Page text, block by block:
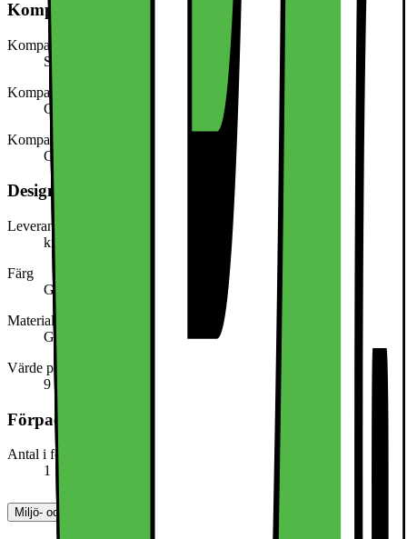
Kompatibel med
Kompatibel med (produkttyp)
Smartphone
Kompatibel med (modell/serie)
Google Pixel 9 Pro XL
Kompatibel med (märke)
Google
Design, form och placering
Leverantörens färgnamn
kristallklart
Färg
Genomskinlig
Material
Glas
Värde på Moh's hårdhetsskala
9
Förpackningens innehåll
Antal i förpackningen
1
Miljö- och säkerhetsinformation